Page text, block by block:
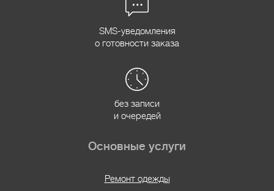
SMS-уведомления
о готовности заказа
без записи
и очередей
Основные услуги
Ремонт одежды